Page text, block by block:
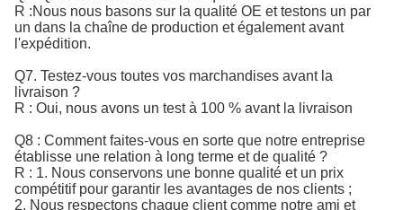
R :Nous nous basons sur la qualité OE et testons un par
un dans la chaîne de production et également avant
l'expédition.
Q7. Testez-vous toutes vos marchandises avant la
livraison ?
R : Oui, nous avons un test à 100 % avant la livraison
Q8 : Comment faites-vous en sorte que notre entreprise
établisse une relation à long terme et de qualité ?
R : 1. Nous conservons une bonne qualité et un prix
compétitif pour garantir les avantages de nos clients ;
2. Nous respectons chaque client comme notre ami et